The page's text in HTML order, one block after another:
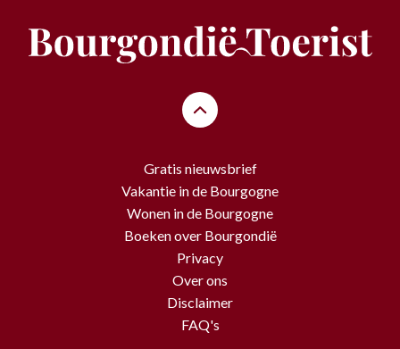
Gratis nieuwsbrief
Vakantie in de Bourgogne
Wonen in de Bourgogne
Boeken over Bourgondië
Privacy
Over ons
Disclaimer
FAQ's